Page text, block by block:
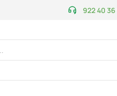
922 40